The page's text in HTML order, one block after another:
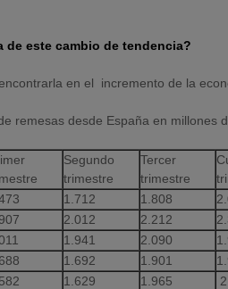
de este cambio de tendencia?
en el incremento de la
remesas desde España en millones
Segundo
trimestre
Tercer
trimestre
1.712 1.808
2.012 2.212
1.941 2.090
1.692 1.901
1.629 1.965